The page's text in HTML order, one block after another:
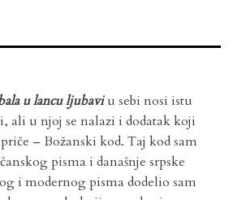
u lancu ljubaviu sebi nosi istu
ali u njoj se nalazi i dodatak koji
– Božanski kod. Taj kod sam
pisma i današnje srpske
i modernog pisma dodelio sam